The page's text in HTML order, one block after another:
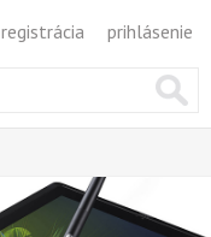
registrácia prihlásenie